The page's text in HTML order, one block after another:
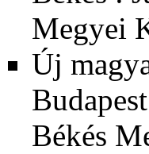
Megyei
Új
Békés